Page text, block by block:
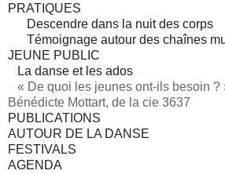
PRATIQUES
Descendre dans la nuit des corps
Témoignage autour des chaînes
JEUNE PUBLIC
La danse et les ados
« De quoi les jeunes ont-ils besoin ?
Bénédicte Mottart, de la cie 3637
PUBLICATIONS
AUTOUR DE LA DANSE
FESTIVALS
AGENDA